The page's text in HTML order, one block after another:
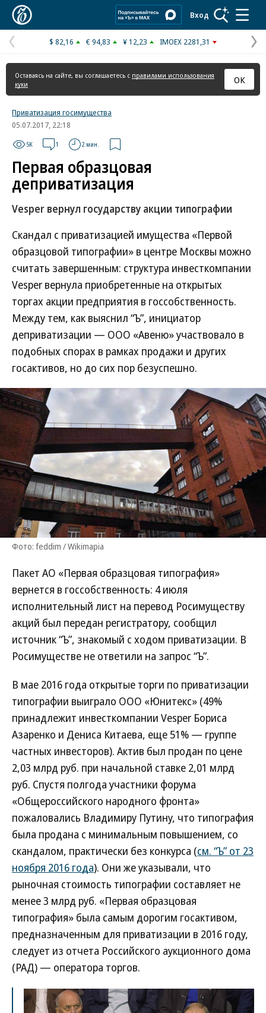
Вход
Предыдущая
страница
$ 82,16 € 94,83 ¥ 12,23 IMOEX 2281,31
Оставаясь на сайте, вы соглашаетесь с правилами использования
куки
ОК
Приватизация госимущества
05.07.2017, 22:18
5K 1 2 мин.
Первая образцовая
деприватизация
Vesper вернул государству акции типографии
Скандал с приватизацией имущества «Первой
образцовой типографии» в центре Москвы можно
считать завершенным: структура инвесткомпании
Vesper вернула приобретенные на открытых
торгах акции предприятия в госсобственность.
Между тем, как выяснил “Ъ”, инициатор
деприватизации — ООО «Авеню» участвовало в
подобных спорах в рамках продажи и других
госактивов, но до сих пор безуспешно.
Фото: feddim / Wikimapia
Пакет АО «Первая образцовая типография»
вернется в госсобственность: 4 июля
исполнительный лист на перевод Росимуществу
акций был передан регистратору, сообщил
источник “Ъ”, знакомый с ходом приватизации. В
Росимуществе не ответили на запрос “Ъ”.
В мае 2016 года открытые торги по приватизации
типографии выиграло ООО «Юнитекс» (49%
принадлежит инвесткомпании Vesper Бориса
Азаренко и Дениса Китаева, еще 51% — группе
частных инвесторов). Актив был продан по цене
2,03 млрд руб. при начальной ставке 2,01 млрд
руб. Спустя полгода участники форума
«Общероссийского народного фронта»
пожаловались Владимиру Путину, что типография
была продана с минимальным повышением, со
скандалом, практически без конкурса (см. “Ъ” от 23
ноября 2016 года). Они же указывали, что
рыночная стоимость типографии составляет не
менее 3 млрд руб. «Первая образцовая
типография» была самым дорогим госактивом,
предназначенным для приватизации в 2016 году,
следует из отчета Российского аукционного дома
(РАД) — оператора торгов.